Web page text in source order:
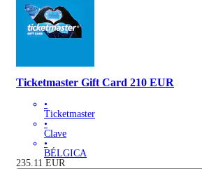
Ticketmaster Gift Card 210 EUR
•
Ticketmaster
•
Clave
•
BÉLGICA
235.11 EUR